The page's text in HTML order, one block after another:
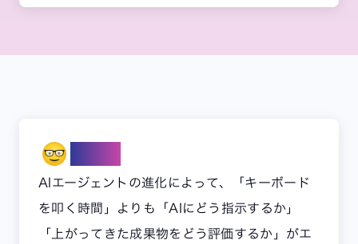
AIエージェントの進化によって、「キーボード
を叩く時間」よりも「AIにどう指示するか」
「上がってきた成果物をどう評価するか」がエ